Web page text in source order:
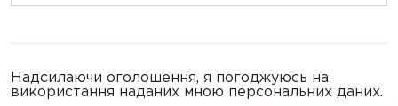
Надсилаючи оголошення, я погоджуюсь на
використання наданих мною персональних даних.